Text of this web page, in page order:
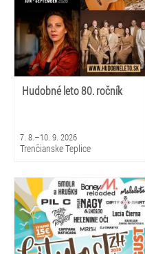
Hudobné leto 80. ročník
7. 8.–10. 9. 2026
Trenčianske Teplice